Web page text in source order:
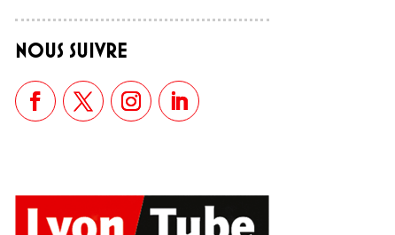
NOUS SUIVRE